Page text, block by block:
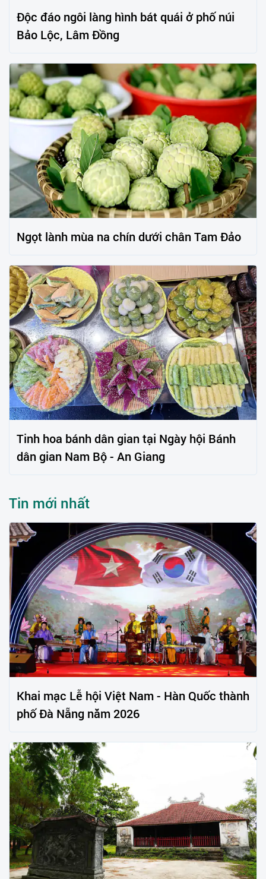
Độc đáo ngôi làng hình bát quái ở phố núi
Bảo Lộc, Lâm Đồng
Ngọt lành mùa na chín dưới chân Tam Đảo
Tinh hoa bánh dân gian tại Ngày hội Bánh
dân gian Nam Bộ - An Giang
Tin mới nhất
Khai mạc Lễ hội Việt Nam - Hàn Quốc thành
phố Đà Nẵng năm 2026